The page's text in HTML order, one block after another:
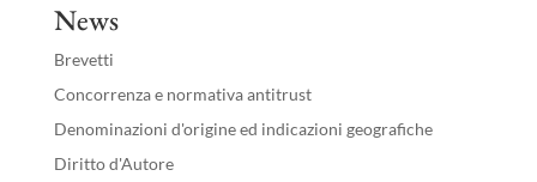
dI
n
News
Brevetti
Concorrenza e normativa antitrust
Denominazioni d'origine ed indicazioni geografiche
Diritto d'Autore